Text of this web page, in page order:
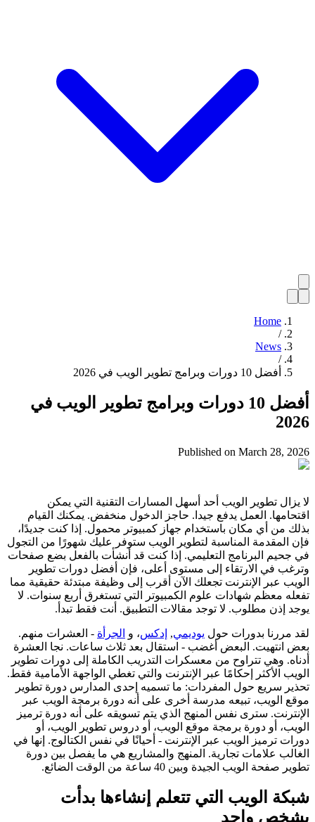
Home
/
News
/
أفضل 10 دورات وبرامج تطوير الويب في 2026
أفضل 10 دورات وبرامج تطوير الويب في
2026
Published on March 28, 2026
لا يزال تطوير الويب أحد أسهل المسارات التقنية التي يمكن
اقتحامها. العمل يدفع جيدا. حاجز الدخول منخفض. يمكنك القيام
بذلك من أي مكان باستخدام جهاز كمبيوتر محمول. إذا كنت جديدًا،
فإن المقدمة المناسبة لتطوير الويب ستوفر عليك شهورًا من التجول
في جحيم البرنامج التعليمي. إذا كنت قد أنشأت بالفعل بضع صفحات
وترغب في الارتقاء إلى مستوى أعلى، فإن أفضل دورات تطوير
الويب عبر الإنترنت تجعلك الآن أقرب إلى وظيفة مبتدئة حقيقية مما
تفعله معظم شهادات علوم الكمبيوتر التي تستغرق أربع سنوات. لا
يوجد إذن مطلوب. لا توجد مقالات التطبيق. أنت فقط تبدأ.
لقد مررنا بدورات حول يوديمي, إدكس، و الجرأة - العشرات منهم.
بعض انتهيت. البعض أغضب - استقال بعد ثلاث ساعات. نجا العشرة
أدناه. وهي تتراوح من معسكرات التدريب الكاملة إلى دورات تطوير
الويب الأكثر إحكامًا عبر الإنترنت والتي تغطي الواجهة الأمامية فقط.
تحذير سريع حول المفردات: ما تسميه إحدى المدارس دورة تطوير
موقع الويب، تبيعه مدرسة أخرى على أنه دورة برمجة الويب عبر
الإنترنت. سترى نفس المنهج الذي يتم تسويقه على أنه دورة ترميز
الويب، أو دورة برمجة موقع الويب، أو دروس تطوير الويب، أو
دورات ترميز الويب عبر الإنترنت - أحيانًا في نفس الكتالوج. إنها في
الغالب علامات تجارية. المنهج والمشاريع هي ما يفصل بين دورة
تطوير صفحة الويب الجيدة وبين 40 ساعة من الوقت الضائع.
شبكة الويب التي تتعلم إنشاءها بدأت
بشخص واحد